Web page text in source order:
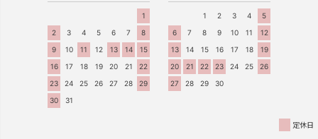
1
2
3 4 5 6 7
8
9
10 11 12 13 14
15
16
17 18 19 20 21
22
23
24 25 26 27 28
29
30
31
1 2 3 4
5
6
7 8 9 10 11
12
13
14 15 16 17 18
19
20
21 22 23 24 25
26
27
28 29 30
定休日